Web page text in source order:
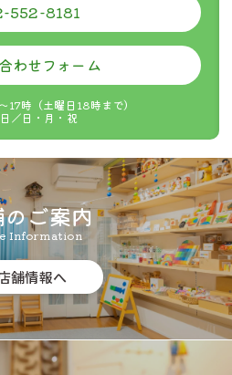
配送対応商品と記載がある商品のみ
はこちらをご覧ください。）
い商品とご一緒の注文の場合は、ク
ん。
せん。
は通常送料が発生しますが、後に減
、着時間の指定はできません。
中の事故の場合補償はありません。
までに配達すると記載されています
きします。
商品であってもクリックポストでお
。その場合は、当店よりご連絡いた
552-8181
わせフォーム
17時（土曜日18時まで）
／日・月・祝
ご案内
Information
舗情報へ